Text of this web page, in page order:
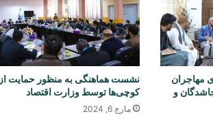
صنعا: نیروهای یمنی در کمین هستند
جده میزبان امضای توافق دفاعی
سه‌جانبه عربستان، ترکیه و پاکستان
مهاجران
و
نشست هماهنگی به منظور حمایت از
کوچی‌ها توسط وزارت اقتصاد
مارچ 6, 2024